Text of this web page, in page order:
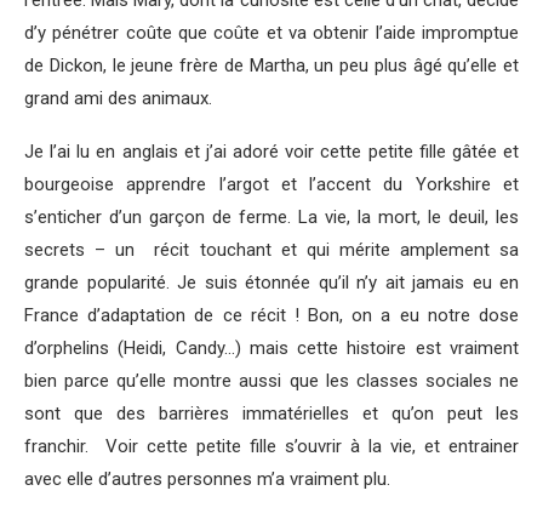
d’y pénétrer coûte que coûte et va obtenir l’aide impromptue
de Dickon, le jeune frère de Martha, un peu plus âgé qu’elle et
grand ami des animaux.
Je l’ai lu en anglais et j’ai adoré voir cette petite fille gâtée et
bourgeoise apprendre l’argot et l’accent du Yorkshire et
s’enticher d’un garçon de ferme. La vie, la mort, le deuil, les
secrets – un récit touchant et qui mérite amplement sa
grande popularité. Je suis étonnée qu’il n’y ait jamais eu en
France d’adaptation de ce récit ! Bon, on a eu notre dose
d’orphelins (Heidi, Candy…) mais cette histoire est vraiment
bien parce qu’elle montre aussi que les classes sociales ne
sont que des barrières immatérielles et qu’on peut les
franchir. Voir cette petite fille s’ouvrir à la vie, et entrainer
avec elle d’autres personnes m’a vraiment plu.